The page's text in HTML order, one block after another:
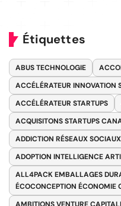
Étiquettes
ABUS TECHNOLOGIE
ACCÉLÉRATEUR INNOVATION
ACCÉLÉRATEUR STARTUPS
ACQUISITONS STARTUPS
ADDICTION RÉSEAUX SOCIAUX
ADOPTION INTELLIGENCE
ALL4PACK EMBALLAGES
ÉCOCONCEPTION ÉCONOMIE